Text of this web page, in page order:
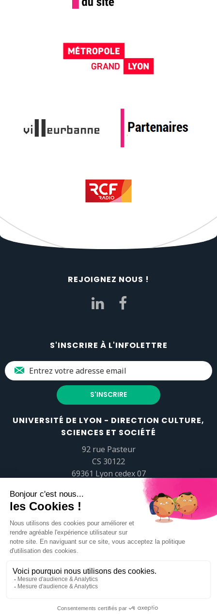
REJOIGNEZ NOUS !
S'INSCRIRE À L'INFOLETTRE
UNIVERSITÉ DE LYON - DIRECTION CULTURE,
SCIENCES ET SOCIÉTÉ
92 rue Pasteur
CS 30122
69361 Lyon cedex 07
popsciences@universite-lyon.fr
Tél.+33 (0)4 37 37 82 01
https://www.youtube.com/embed/Qm-prNOXepo